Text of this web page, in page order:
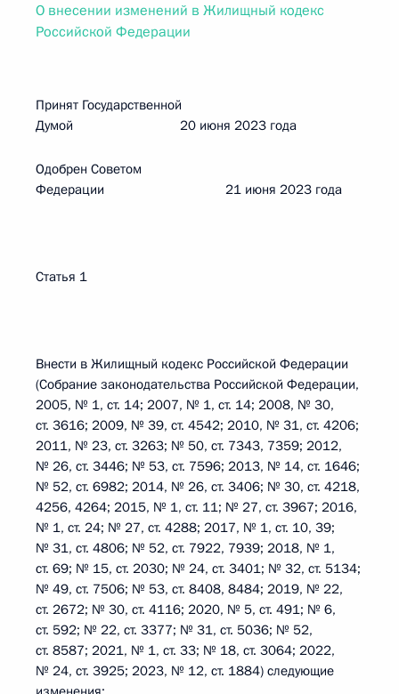
О внесении изменений в Жилищный кодекс
Российской Федерации
Принят Государственной
Думой 20 июня 2023 года
Одобрен Советом
Федерации 21 июня 2023 года
Статья 1
Внести в Жилищный кодекс Российской Федерации
(Собрание законодательства Российской Федерации,
2005, № 1, ст. 14; 2007, № 1, ст. 14; 2008, № 30,
ст. 3616; 2009, № 39, ст. 4542; 2010, № 31, ст. 4206;
2011, № 23, ст. 3263; № 50, ст. 7343, 7359; 2012,
№ 26, ст. 3446; № 53, ст. 7596; 2013, № 14, ст. 1646;
№ 52, ст. 6982; 2014, № 26, ст. 3406; № 30, ст. 4218,
4256, 4264; 2015, № 1, ст. 11; № 27, ст. 3967; 2016,
№ 1, ст. 24; № 27, ст. 4288; 2017, № 1, ст. 10, 39;
№ 31, ст. 4806; № 52, ст. 7922, 7939; 2018, № 1,
ст. 69; № 15, ст. 2030; № 24, ст. 3401; № 32, ст. 5134;
№ 49, ст. 7506; № 53, ст. 8408, 8484; 2019, № 22,
ст. 2672; № 30, ст. 4116; 2020, № 5, ст. 491; № 6,
ст. 592; № 22, ст. 3377; № 31, ст. 5036; № 52,
ст. 8587; 2021, № 1, ст. 33; № 18, ст. 3064; 2022,
№ 24, ст. 3925; 2023, № 12, ст. 1884) следующие